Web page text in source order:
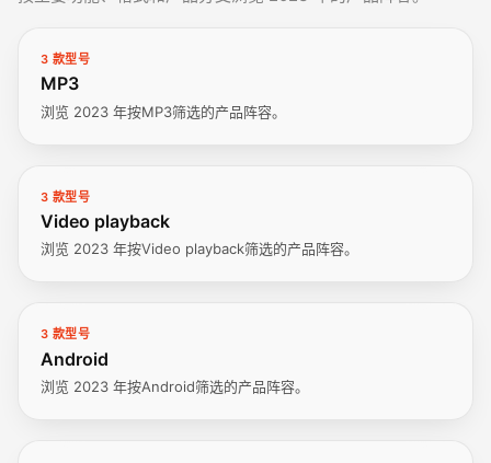
3 款型号
MP3
浏览 2023 年按MP3筛选的产品阵容。
3 款型号
Video playback
浏览 2023 年按Video playback筛选的产品阵容。
3 款型号
Android
浏览 2023 年按Android筛选的产品阵容。